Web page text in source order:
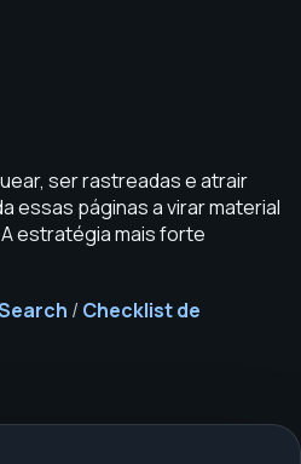
ser rastreadas e atrair
essas páginas a virar material
estratégia mais forte
/ Checklist de